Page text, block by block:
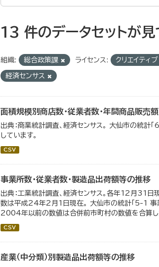
13 件のデータセットが見
組織: 総合政策課 ライセンス: クリエイティ
経済センサス
面積規模別商店数・従業者数・年間商品販売額
出典：商業統計調査、経済センサス。 大仙市の統計
しています。
CSV
事業所数・従業者数・製造品出荷額等の推移
出典：工業統計調査、経済センサス。各年12月31
数は平成24年2月1日現在。 大仙市の統計「5-1 事業
2004年以前の数値は合併前市町村の数値を合算し
CSV
産業（中分類）別製造品出荷額等の推移